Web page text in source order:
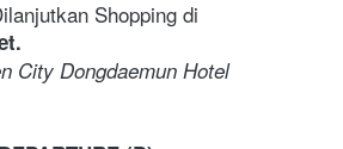
City Dongdaemun Hotel